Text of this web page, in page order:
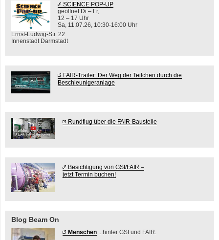
SCIENCE POP-UP
geöffnet Di – Fr,
12 – 17 Uhr
Sa, 11.07.26, 10:30-16:00 Uhr
Ernst-Ludwig-Str. 22
Innenstadt Darmstadt
FAIR-Trailer: Der Weg der Teilchen durch die
Beschleunigeranlage
Rundflug über die FAIR-Baustelle
Besichtigung von GSI/FAIR –
jetzt Termin buchen!
Blog Beam On
Menschen ...hinter GSI und FAIR.